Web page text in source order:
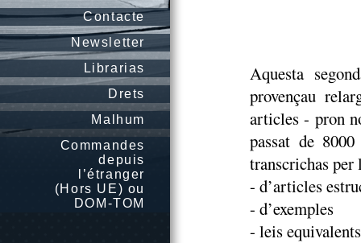
Contacte
Newsletter
Librarias
Drets
Malhum
Commandes
depuis
l’étranger
(Hors UE) ou
DOM-TOM
Aquesta
provençau
articles - pron
passat de
transcrichas
- d’articles
- d’exemples
- leis